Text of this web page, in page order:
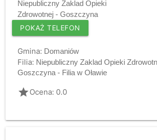
Niepubliczny Zaklad Opieki
Zdrowotnej - Goszczyna
POKAŻ TELEFON
Gmina: Domaniów
Filia: Niepubliczny Zaklad Opieki
Goszczyna - Filia w Oławie
gradeOcena: 0.0